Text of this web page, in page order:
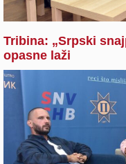
Tribina: „Srpski
opasne laži